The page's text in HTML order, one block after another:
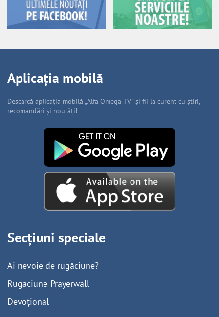
Aplicația mobilă
Descarcă aplicația mobilă „Alfa Omega TV” și fii la curent cu știri,
recomandări și noutăți!
Secțiuni speciale
Ai nevoie de rugăciune?
Rugaciune-Prayerwall
Devoțional